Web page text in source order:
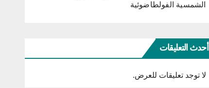
الشمسية الفولطاضوئية
أحدث التعليقات
لا توجد تعليقات للعرض.